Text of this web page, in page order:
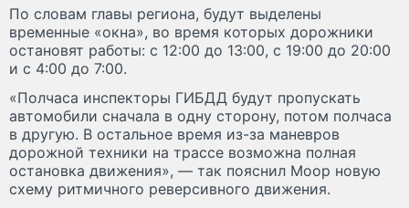
По словам главы региона, будут выделены
временные «окна», во время которых дорожники
остановят работы: с 12:00 до 13:00, с 19:00 до 20:00
и с 4:00 до 7:00.
«Полчаса инспекторы ГИБДД будут пропускать
автомобили сначала в одну сторону, потом полчаса
в другую. В остальное время из-за маневров
дорожной техники на трассе возможна полная
остановка движения», — так пояснил Моор новую
схему ритмичного реверсивного движения.